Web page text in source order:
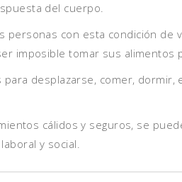
del cuerpo.
personas con esta condición de
imposible tomar sus alimentos
desplazarse, comer, dormir,
cálidos y seguros, se
y social.